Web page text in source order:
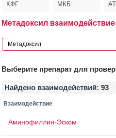
КФГ МКБ
Метадоксил взаимодействие
Выберите препарат для
Найдено взаимодействий: 93
Взаимодействие
Аминофиллин-Эском